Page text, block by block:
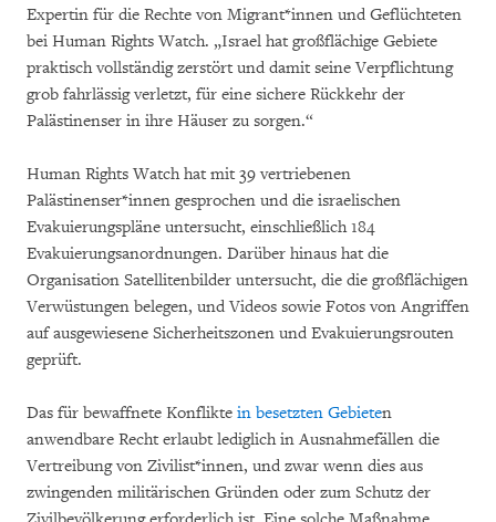
Expertin für die Rechte von Migrant*innen und Geflüchteten
bei Human Rights Watch. „Israel hat großflächige Gebiete
praktisch vollständig zerstört und damit seine Verpflichtung
grob fahrlässig verletzt, für eine sichere Rückkehr der
Palästinenser in ihre Häuser zu sorgen.“
Human Rights Watch hat mit 39 vertriebenen
Palästinenser*innen gesprochen und die israelischen
Evakuierungspläne untersucht, einschließlich 184
Evakuierungsanordnungen. Darüber hinaus hat die
Organisation Satellitenbilder untersucht, die die großflächigen
Verwüstungen belegen, und Videos sowie Fotos von Angriffen
auf ausgewiesene Sicherheitszonen und Evakuierungsrouten
geprüft.
Das für bewaffnete Konflikte in besetzten Gebieten
anwendbare Recht erlaubt lediglich in Ausnahmefällen die
Vertreibung von Zivilist*innen, und zwar wenn dies aus
zwingenden militärischen Gründen oder zum Schutz der